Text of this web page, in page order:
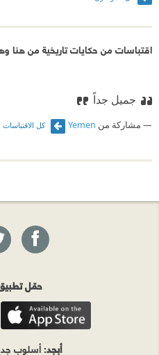
اقتباسات من حكايات تاريخية من هنا
جميل جداً
مشاركة من Yemen كل الاقتباسات
حمّل
أبجد: أسلوب